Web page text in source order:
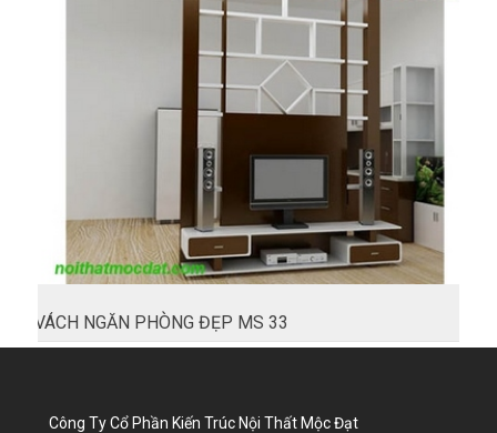
VÁCH NGĂN PHÒNG ĐẸP MS 33
Công Ty Cổ Phần Kiến Trúc Nội Thất Mộc Đạt